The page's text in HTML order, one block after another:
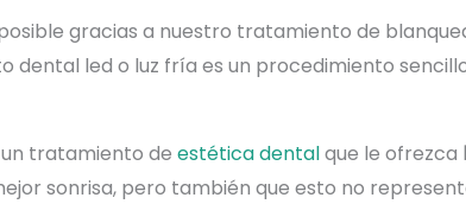
gracias a nuestro tratamiento de
dental led o luz fría es un procedimiento
tratamiento de estética dentalque le ofrezca
sonrisa, pero también que esto no